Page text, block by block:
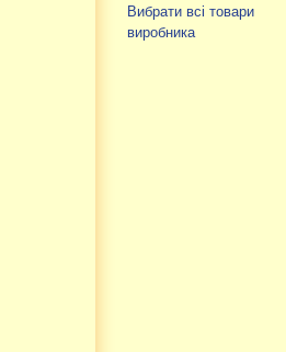
Вибрати всі товари
виробника